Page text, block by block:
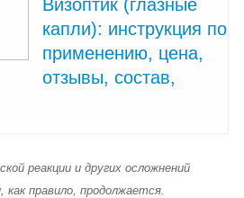
Визоптик (глазные
капли): инструкция по
применению, цена,
отзывы, состав,
реакции и других осложнений
как правило, продолжается.